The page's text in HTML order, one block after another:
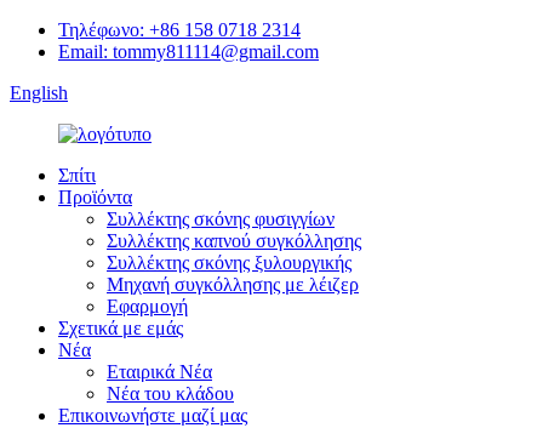
Τηλέφωνο: +86 158 0718 2314
Email: tommy811114@gmail.com
English
Σπίτι
Προϊόντα
Συλλέκτης σκόνης φυσιγγίων
Συλλέκτης καπνού συγκόλλησης
Συλλέκτης σκόνης ξυλουργικής
Μηχανή συγκόλλησης με λέιζερ
Εφαρμογή
Σχετικά με εμάς
Νέα
Εταιρικά Νέα
Νέα του κλάδου
Επικοινωνήστε μαζί μας